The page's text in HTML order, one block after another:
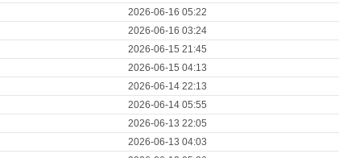
2026-06-16 05:22
2026-06-16 03:24
2026-06-15 21:45
2026-06-15 04:13
2026-06-14 22:13
2026-06-14 05:55
2026-06-13 22:05
2026-06-13 04:03